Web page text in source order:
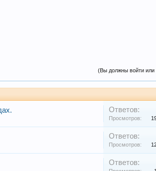
(Вы должны войти или
Ответов:
Просмотров:
Ответов:
Просмотров:
Ответов: